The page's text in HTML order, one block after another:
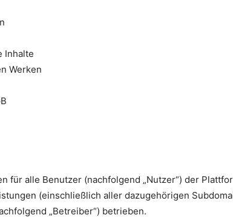
Inhalte
Werken
für alle Benutzer (nachfolgend „Nutzer“) der
(einschließlich aller dazugehörigen
„Betreiber“) betrieben.